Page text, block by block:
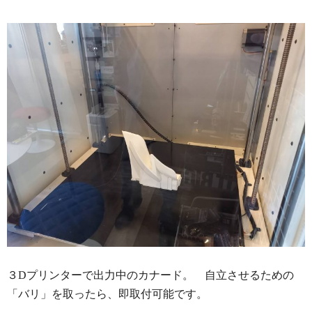
３Dプリンターで出力中のカナード。 自立させるための
「バリ」を取ったら、即取付可能です。